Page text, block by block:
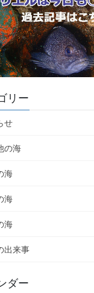
リー
せ
の海
海
海
海
出来事
ダー